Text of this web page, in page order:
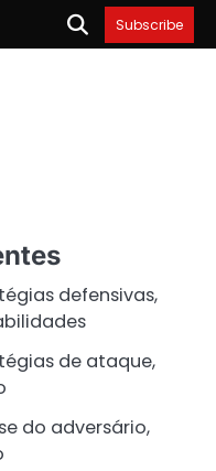
Subscribe
defensivas,
de ataque,
do adversário,